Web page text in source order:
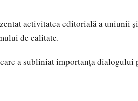
activitatea editorială a uniunii
de calitate.
a subliniat importanța dialogului